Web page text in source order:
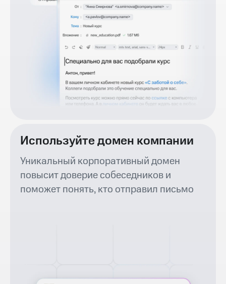
Используйте домен компании
Уникальный корпоративный домен
повысит доверие собеседников и
поможет понять, кто отправил письмо